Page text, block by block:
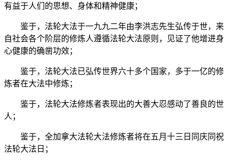
有益于人们的思想、身体和精神健康；
鉴于，法轮大法于一九九二年由李洪志先生弘传于世，来
自社会各个阶层的修炼人遵循法轮大法原则，见证了他增进身
心健康的确凿功效；
鉴于，法轮大法已弘传世界六十多个国家，多于一亿的修
炼者在大法中修炼；
鉴于，法轮大法修炼者表现出的大善大忍感动了善良的世
人；
鉴于，全加拿大法轮大法修炼者将在五月十三日同庆同祝
法轮大法日；